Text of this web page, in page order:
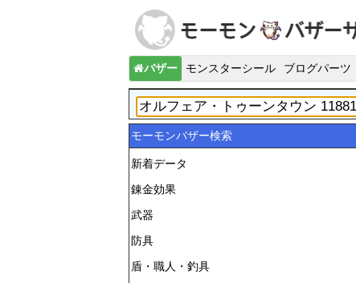
バザー モンスターシール ブログパーツ
モーモンバザー検索
新着データ
錬金効果
武器
防具
盾・職人・釣具